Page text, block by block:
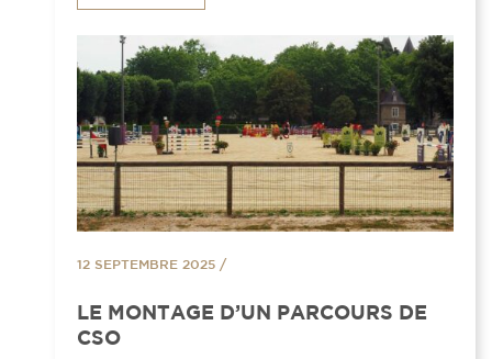
12 SEPTEMBRE 2025 /
LE MONTAGE D’UN PARCOURS DE
CSO